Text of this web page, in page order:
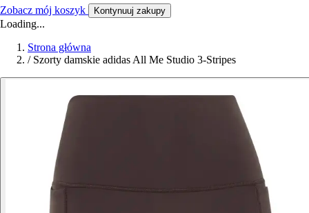
Zobacz mój koszyk Kontynuuj zakupy
Loading...
Strona główna
/ Szorty damskie adidas All Me Studio 3-Stripes